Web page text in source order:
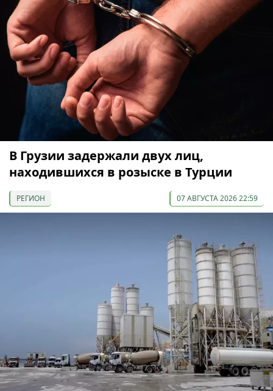
В Грузии задержали двух лиц,
находившихся в розыске в Турции
РЕГИОН 07 АВГУСТА 2026 22:59